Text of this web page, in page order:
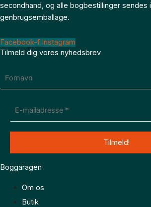
secondhand, og alle bogbestillinger sendes i
genbrugsemballage.
Facebook-f Instagram
Tilmeld dig vores nyhedsbrev
Boggaragen
Om os
Butik